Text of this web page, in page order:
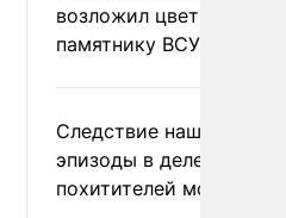
возложил цветы к
памятнику ВСУ
Следствие нашло
эпизоды в деле
похитителей москвичек